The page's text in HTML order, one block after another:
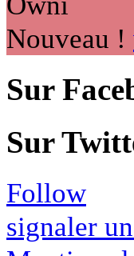
Nouveau !
Sur
Sur
Follow
signaler